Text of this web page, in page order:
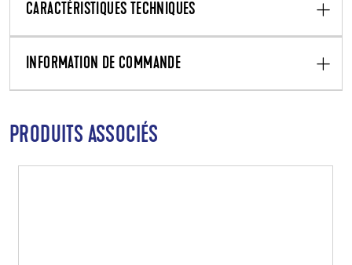
CARACTÉRISTIQUES TECHNIQUES
INFORMATION DE COMMANDE
PRODUITS ASSOCIÉS